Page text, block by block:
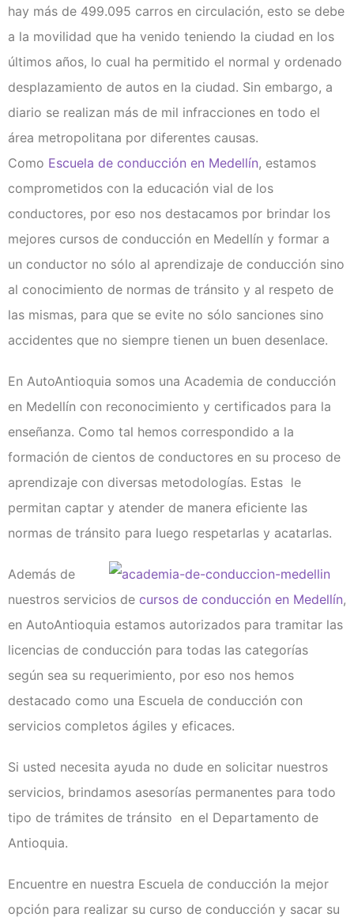
Conducción en Medellín
Duplicado licencia de conducción
Recategorización B1 a C1
(Vehículo Pesado Servicio
Publico)
conducción en Medellín
Evaluación teórico práctica de
conductores
Vehículos
Instalaciones
¿Quiénes somos?
Noticias
hay más de 499.095 carros en circulación, esto se debe
a la movilidad que ha venido teniendo la ciudad en los
últimos años, lo cual ha permitido el normal y ordenado
desplazamiento de autos en la ciudad. Sin embargo, a
diario se realizan más de mil infracciones en todo el
área metropolitana por diferentes causas.
Como Escuela de conducción en Medellín, estamos
comprometidos con la educación vial de los
conductores, por eso nos destacamos por brindar los
mejores cursos de conducción en Medellín y formar a
un conductor no sólo al aprendizaje de conducción sino
al conocimiento de normas de tránsito y al respeto de
las mismas, para que se evite no sólo sanciones sino
accidentes que no siempre tienen un buen desenlace.
En AutoAntioquia somos una Academia de conducción
en Medellín con reconocimiento y certificados para la
enseñanza. Como tal hemos correspondido a la
formación de cientos de conductores en su proceso de
aprendizaje con diversas metodologías. Estas le
permitan captar y atender de manera eficiente las
normas de tránsito para luego respetarlas y acatarlas.
Además de
nuestros servicios de cursos de conducción en Medellín,
en AutoAntioquia estamos autorizados para tramitar las
licencias de conducción para todas las categorías
según sea su requerimiento, por eso nos hemos
destacado como una Escuela de conducción con
servicios completos ágiles y eficaces.
Si usted necesita ayuda no dude en solicitar nuestros
servicios, brindamos asesorías permanentes para todo
tipo de trámites de tránsito en el Departamento de
Antioquia.
Encuentre en nuestra Escuela de conducción la mejor
opción para realizar su curso de conducción y sacar su